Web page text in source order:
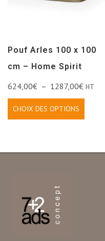
Pouf Arles 100 x 100
cm – Home Spirit
624,00€ – 1287,00€ HT
CHOIX DES OPTIONS